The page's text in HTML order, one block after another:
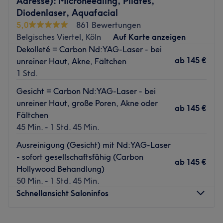
Zurück zur Salonansicht
Überzeug dich selbst und buch noch heute deinen
persönlichen Wunschtermin bequem online oder per App
mit Treatwell!
In den hellen und stilvoll eingerichteten Räumlichkeiten
erwarten professionelle Kosmetik- und
Wellnessbehandlungen die anspruchsvollen Kundinnen
und Kunden. Ob Mani- und Pediküre,
Kosmetikbehandlungen oder Haarentfernung mittels
Wachs oder OPT – hier bleibt kein Beauty-Wunsch offen.
Die freundlichen Mitarbeiter stecken ihr gesamtes
Behandlung und liefern dadurch typgerechte Ergebnisse.
Lass auch du dich von den tollen Behandlungen
überzeugen und schalte für eine kurze Zeit von deinem
Alltag ab.
Diodenlaser, Aquafacial
5,0
861 Bewertungen
Belgisches Viertel, Köln
Auf Karte anzeigen
Dekolleté = Carbon Nd:YAG-Laser - bei
unreiner Haut, Akne, Fältchen
1 Std.
ab 145 €
Gesicht = Carbon Nd:YAG-Laser - bei
unreiner Haut, große Poren, Akne oder
Fältchen
45 Min. - 1 Std. 45 Min.
ab 145 €
Ausreinigung (Gesicht) mit Nd:YAG-Laser
- sofort gesellschaftsfähig (Carbon
Hollywood Behandlung)
50 Min. - 1 Std. 45 Min.
ab 145 €
Schnellansicht Saloninfos